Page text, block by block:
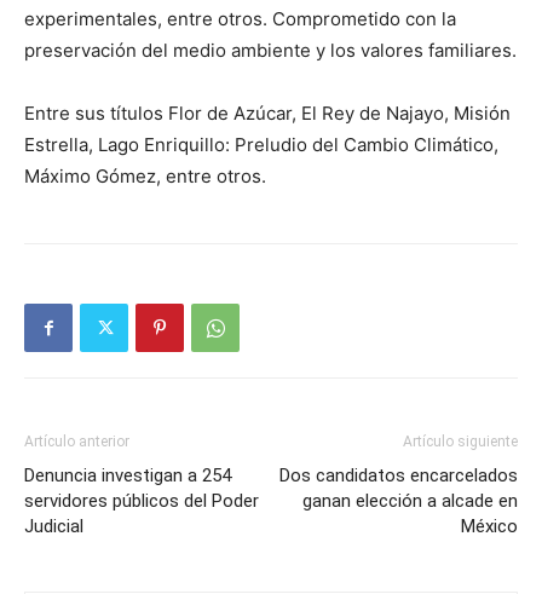
experimentales, entre otros. Comprometido con la
preservación del medio ambiente y los valores familiares.
Entre sus títulos Flor de Azúcar, El Rey de Najayo, Misión
Estrella, Lago Enriquillo: Preludio del Cambio Climático,
Máximo Gómez, entre otros.
Artículo anterior
Denuncia investigan a 254
servidores públicos del Poder
Judicial
Artículo siguiente
Dos candidatos encarcelados
ganan elección a alcade en
México